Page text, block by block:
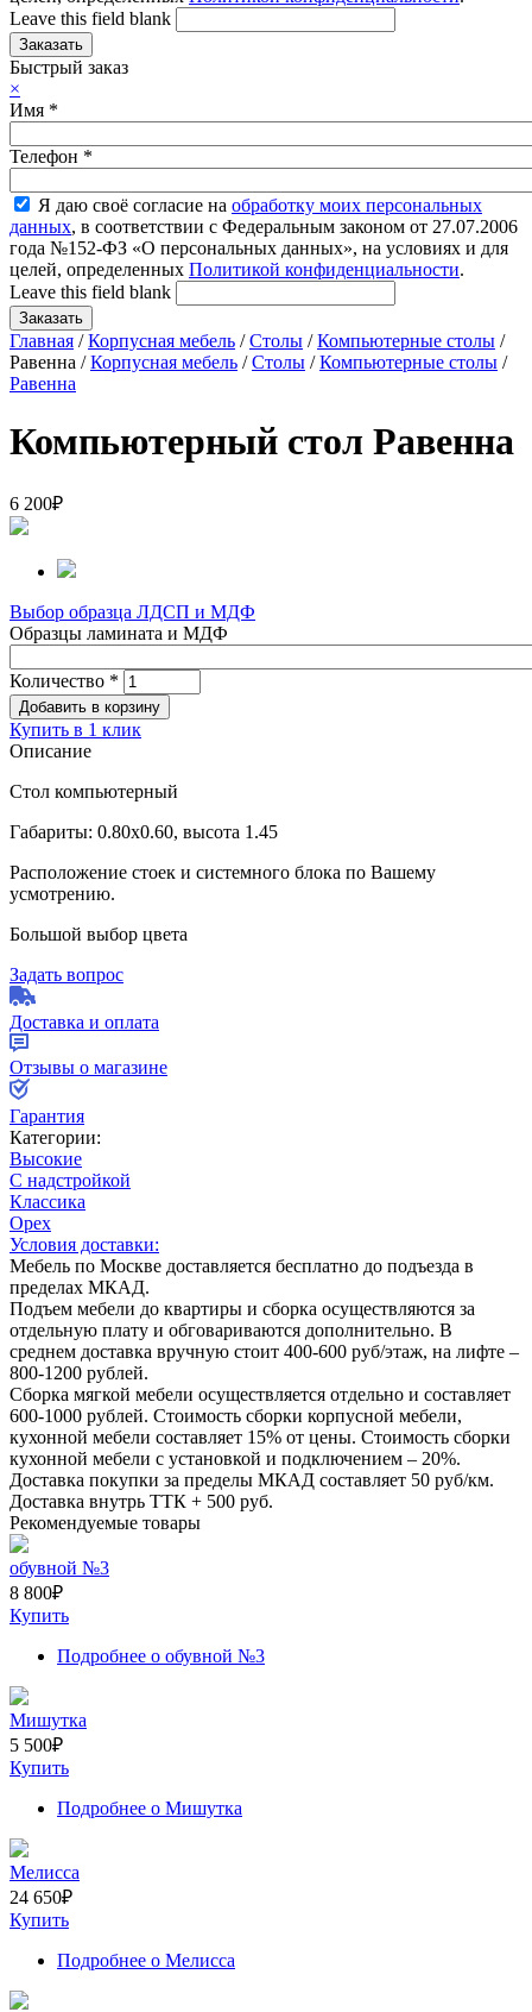
Leave this field blank
Быстрый заказ
×
Имя *
Телефон *
Я даю своё согласие на обработку моих персональных
данных, в соответствии с Федеральным законом от 27.07.2006
года №152-ФЗ «О персональных данных», на условиях и для
целей, определенных Политикой конфиденциальности.
Leave this field blank
Главная /Корпусная мебель /Столы /Компьютерные столы /
Равенна /Корпусная мебель /Столы /Компьютерные столы /
Равенна
Компьютерный стол Равенна
6 200₽
Выбор образца ЛДСП и МДФ
Образцы ламината и МДФ
Количество *
Купить в 1 клик
Описание
Стол компьютерный
Габариты: 0.80х0.60, высота 1.45
Расположение стоек и системного блока по Вашему
усмотрению.
Большой выбор цвета
Задать вопрос
Доставка и оплата
Отзывы о магазине
Гарантия
Категории:
Высокие
С надстройкой
Классика
Орех
Условия доставки:
Мебель по Москве доставляется бесплатно до подъезда в
пределах МКАД.
Подъем мебели до квартиры и сборка осуществляются за
отдельную плату и обговариваются дополнительно. В
среднем доставка вручную стоит 400-600 руб/этаж, на лифте –
800-1200 рублей.
Сборка мягкой мебели осуществляется отдельно и составляет
600-1000 рублей. Стоимость сборки корпусной мебели,
кухонной мебели составляет 15% от цены. Стоимость сборки
кухонной мебели с установкой и подключением – 20%.
Доставка покупки за пределы МКАД составляет 50 руб/км.
Доставка внутрь ТТК + 500 руб.
Рекомендуемые товары
обувной №3
8 800₽
Купить
Подробнее о обувной №3
Мишутка
5 500₽
Купить
Подробнее о Мишутка
Мелисса
24 650₽
Купить
Подробнее о Мелисса